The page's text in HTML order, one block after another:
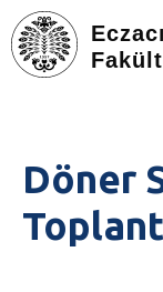
EĞITIM
ARAŞTIRMA
Döner